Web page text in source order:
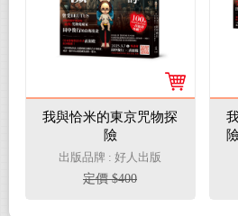
我與恰米的東京咒物探
險
出版品牌 : 好人出版
定價 $400